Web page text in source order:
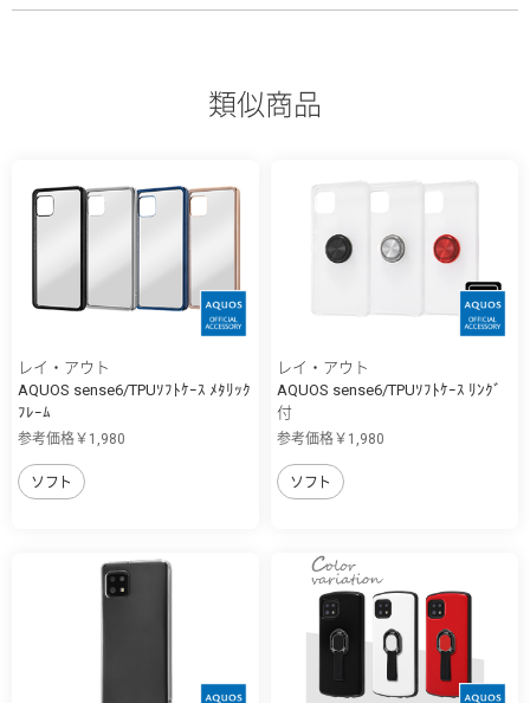
類似商品
レイ・アウト
AQUOS sense6/TPUｿﾌﾄｹｰｽ ﾒﾀﾘｯｸ
ﾌﾚｰﾑ
参考価格￥1,980
ソフト
レイ・アウト
AQUOS sense6/TPUｿﾌﾄｹｰｽ ﾘﾝｸﾞ
付
参考価格￥1,980
ソフト